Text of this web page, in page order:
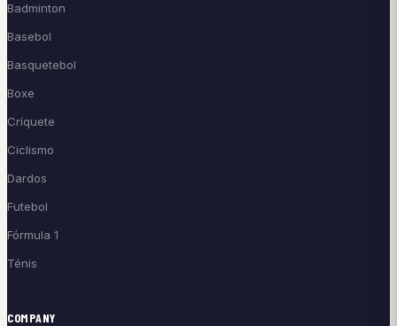
Badminton
Basebol
Basquetebol
Boxe
Críquete
Ciclismo
Dardos
Futebol
Fórmula 1
Ténis
COMPANY